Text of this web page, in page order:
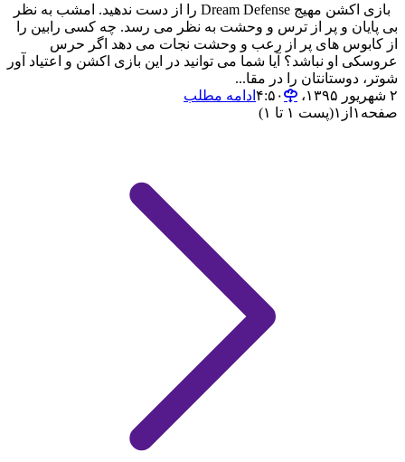
بازی اکشن مهیج Dream Defense را از دست ندهید. امشب به نظر
بی پایان و پر از ترس و وحشت به نظر می رسد. چه کسی رابین را
از کابوس های پر از رعب و وحشت نجات می دهد اگر حرس
عروسکی او نباشد؟ آیا شما می توانید در این بازی اکشن و اعتیاد آور
شوتر، دوستانتان را در مقا...
۲ شهریور ۱۳۹۵،‏ ۴:۵۰
ادامه مطلب
صفحه ۱ از ۱(پست ۱ تا ۱)